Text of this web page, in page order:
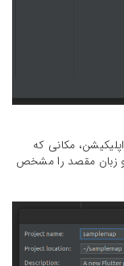
مکانی که
و زبان مقصد را مشخص